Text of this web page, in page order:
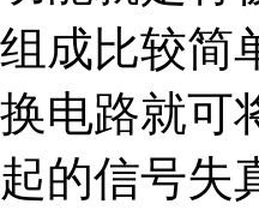
组成比较简
换电路就可
起的信号失